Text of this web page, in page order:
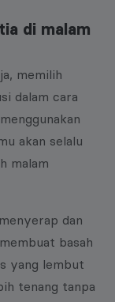
di malam
memilih
dalam cara
akan selalu
malam
dan
basah
yang lembut
tenang tanpa